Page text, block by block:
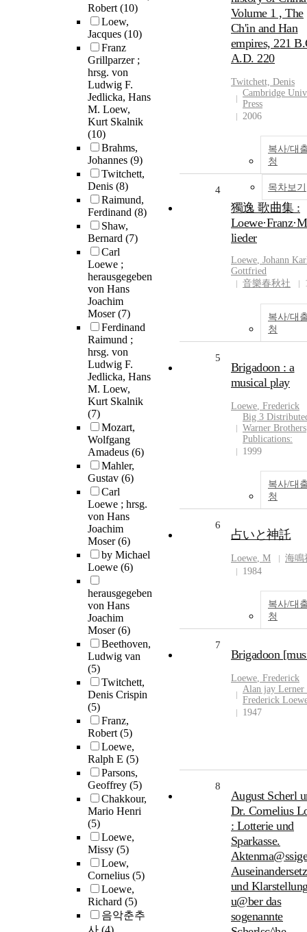
Robert(10)
Loew,
Jacques (10)
Franz
Grillparzer ;
hrsg. von
Ludwig F.
Jedlicka, Hans
M. Loew,
Kurt Skalnik
(10)
Brahms,
Johannes (9)
Twitchett,
Denis (8)
Raimund,
Ferdinand (8)
Shaw,
Bernard (7)
Carl
Loewe ;
herausgegeben
von Hans
Joachim
Moser(7)
Ferdinand
Raimund ;
hrsg. von
Ludwig F.
Jedlicka, Hans
M. Loew,
Kurt Skalnik
(7)
Mozart,
Wolfgang
Amadeus (6)
Mahler,
Gustav (6)
Carl
Loewe ; hrsg.
von Hans
Joachim
Moser(6)
by Michael
Loewe (6)
herausgegeben
von Hans
Joachim
Moser(6)
Beethoven,
Ludwig van
(5)
Twitchett,
Denis Crispin
(5)
Franz,
Robert(5)
Loewe,
Ralph E (5)
Parsons,
Geoffrey (5)
Chakkour,
Mario Henri
(5)
Loewe,
Missy (5)
Loew,
Cornelius (5)
Loewe,
Richard (5)
음악춘추
Volume 1 , The
Ch'in and Han
empires, 221
A.D. 220
Twitchett, Denis
Cambridge
Press
2006
복사/대
청
목차보기
4
獨逸 歌曲集 :
lieder
Loewe, Johann
Gottfried
音樂春秋社
복사/대
청
5
Brigadoon : a
musical play
Loewe, Frederick
Big 3
Warner Brothers
Publications:
1999
복사/대
청
6
占いと神託
Loewe, M
海鳴
1984
복사/대
청
7
Brigadoon
Loewe, Frederick
Alan jay
Frederick
1947
8
August Scherl
Dr. Cornelius
: Lotterie und
Sparkasse.
und
u@ber das
sogenannte